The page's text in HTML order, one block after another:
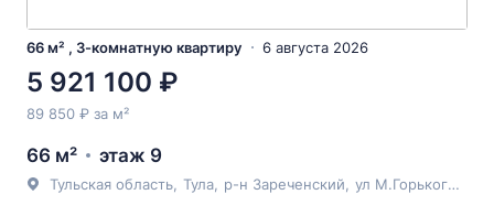
66 м² , 3-комнатную квартиру 6 августа 2026
5 921 100 ₽
89 850 ₽ за м²
66 м² этаж 9
Тульская область Тула р-н Зареченский ул М.Горького , 29А